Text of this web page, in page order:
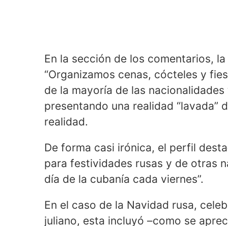
En la sección de los comentarios,
“Organizamos cenas, cócteles y
de la mayoría de las
presentando una realidad “lavada”
realidad.
De forma casi irónica, el perfil
para festividades rusas y de otras
día de la cubanía cada viernes”.
En el caso de la Navidad rusa,
juliano, esta incluyó –como se